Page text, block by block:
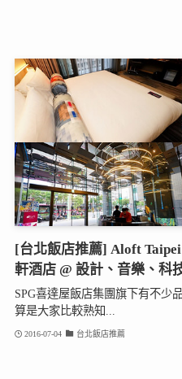
[台北飯店推薦] Aloft
軒酒店 @ 設計、音樂、科
SPG喜達屋飯店集團旗下有不少
算是大家比較熟知...
2016-07-04 台北飯店推薦